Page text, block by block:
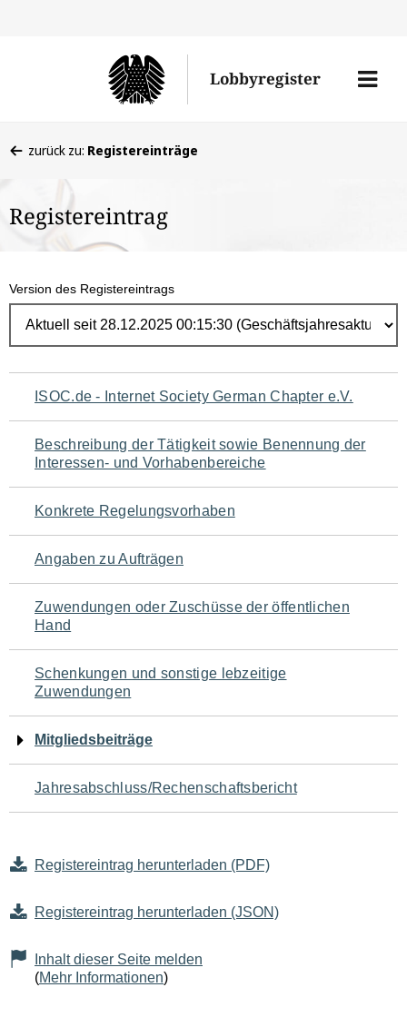
Lobbyregister
Menü
befinden
hier:
zurück zu: Registereinträge
Registereintrag
Version des Registereintrags
Navigation
für
den
Seiteninhalt
ISOC.de - Internet Society German Chapter e.V.
Beschreibung der Tätigkeit sowie Benennung der
Interessen- und Vorhabenbereiche
Konkrete Regelungsvorhaben
Angaben zu Aufträgen
Zuwendungen oder Zuschüsse der öffentlichen
Hand
Schenkungen und sonstige lebzeitige
Zuwendungen
Mitgliedsbeiträge
Jahresabschluss/Rechenschaftsbericht
Registereintrag herunterladen (PDF)
Registereintrag herunterladen (JSON)
Inhalt dieser Seite melden
(Mehr Informationen)